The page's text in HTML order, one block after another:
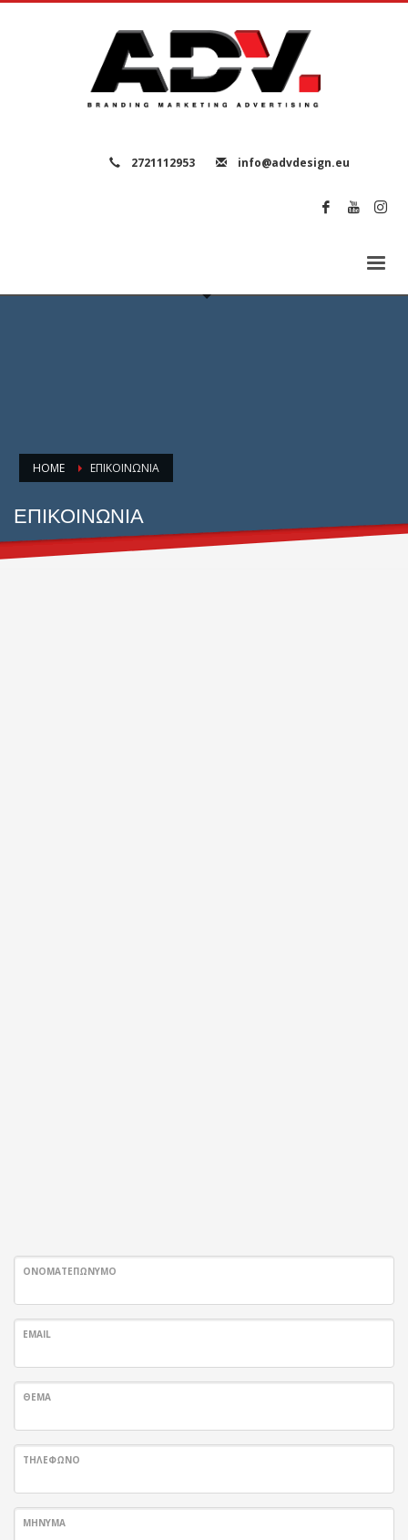
2721112953 info@advdesign.eu
HOME ΕΠΙΚΟΙΝΩΝΙΑ
ΕΠΙΚΟΙΝΩΝΙΑ
ΟΝΟΜΑΤΕΠΩΝΥΜΟ
EMAIL
ΘΕΜΑ
ΤΗΛΕΦΩΝΟ
ΜΗΝΥΜΑ